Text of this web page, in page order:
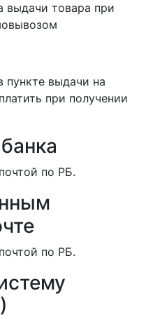
выдачи товара при
пункте выдачи на
при получении
по РБ.
по РБ.